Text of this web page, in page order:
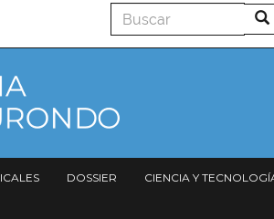
Buscar
DOSSIER CIENCIA Y